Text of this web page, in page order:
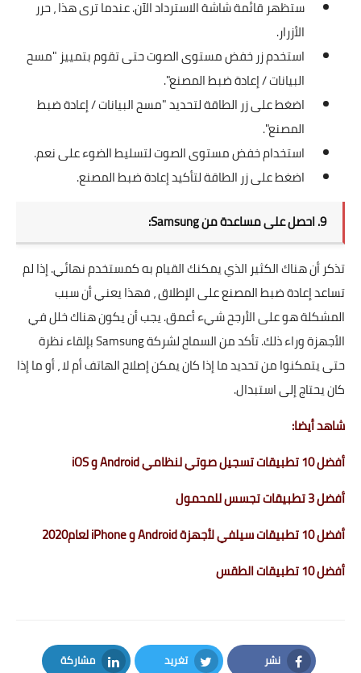
ستظهر قائمة شاشة الاسترداد الآن. عندما ترى هذا ، حرر
الأزرار.
استخدم زر خفض مستوى الصوت حتى تقوم بتمييز "مسح
البيانات / إعادة ضبط المصنع".
اضغط على زر الطاقة لتحديد "مسح البيانات / إعادة ضبط
المصنع".
استخدام خفض مستوى الصوت لتسليط الضوء على نعم.
اضغط على زر الطاقة لتأكيد إعادة ضبط المصنع.
9. احصل على مساعدة من Samsung:
تذكر أن هناك الكثير الذي يمكنك القيام به كمستخدم نهائي. إذا لم
تساعد إعادة ضبط المصنع على الإطلاق ، فهذا يعني أن سبب
المشكلة هو على الأرجح شيء أعمق. يجب أن يكون هناك خلل في
الأجهزة وراء ذلك. تأكد من السماح لشركة Samsung بإلقاء نظرة
حتى يتمكنوا من تحديد ما إذا كان يمكن إصلاح الهاتف أم لا ، أو ما إذا
كان يحتاج إلى استبدال.
شاهد أيضا:
أفضل 10 تطبيقات تسجيل صوتي لنظامي Android و iOS
أفضل 3 تطبيقات تجسس للمحمول
أفضل 10 تطبيقات سيلفي لأجهزة Android و iPhone لعام2020
أفضل 10 تطبيقات الطقس
نشر تغريد مشاركة